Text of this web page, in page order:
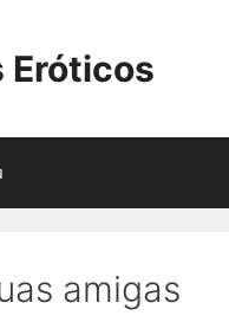
Eróticos
amigas